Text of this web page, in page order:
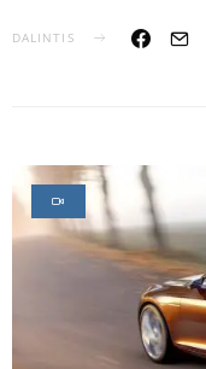
DALINTIS